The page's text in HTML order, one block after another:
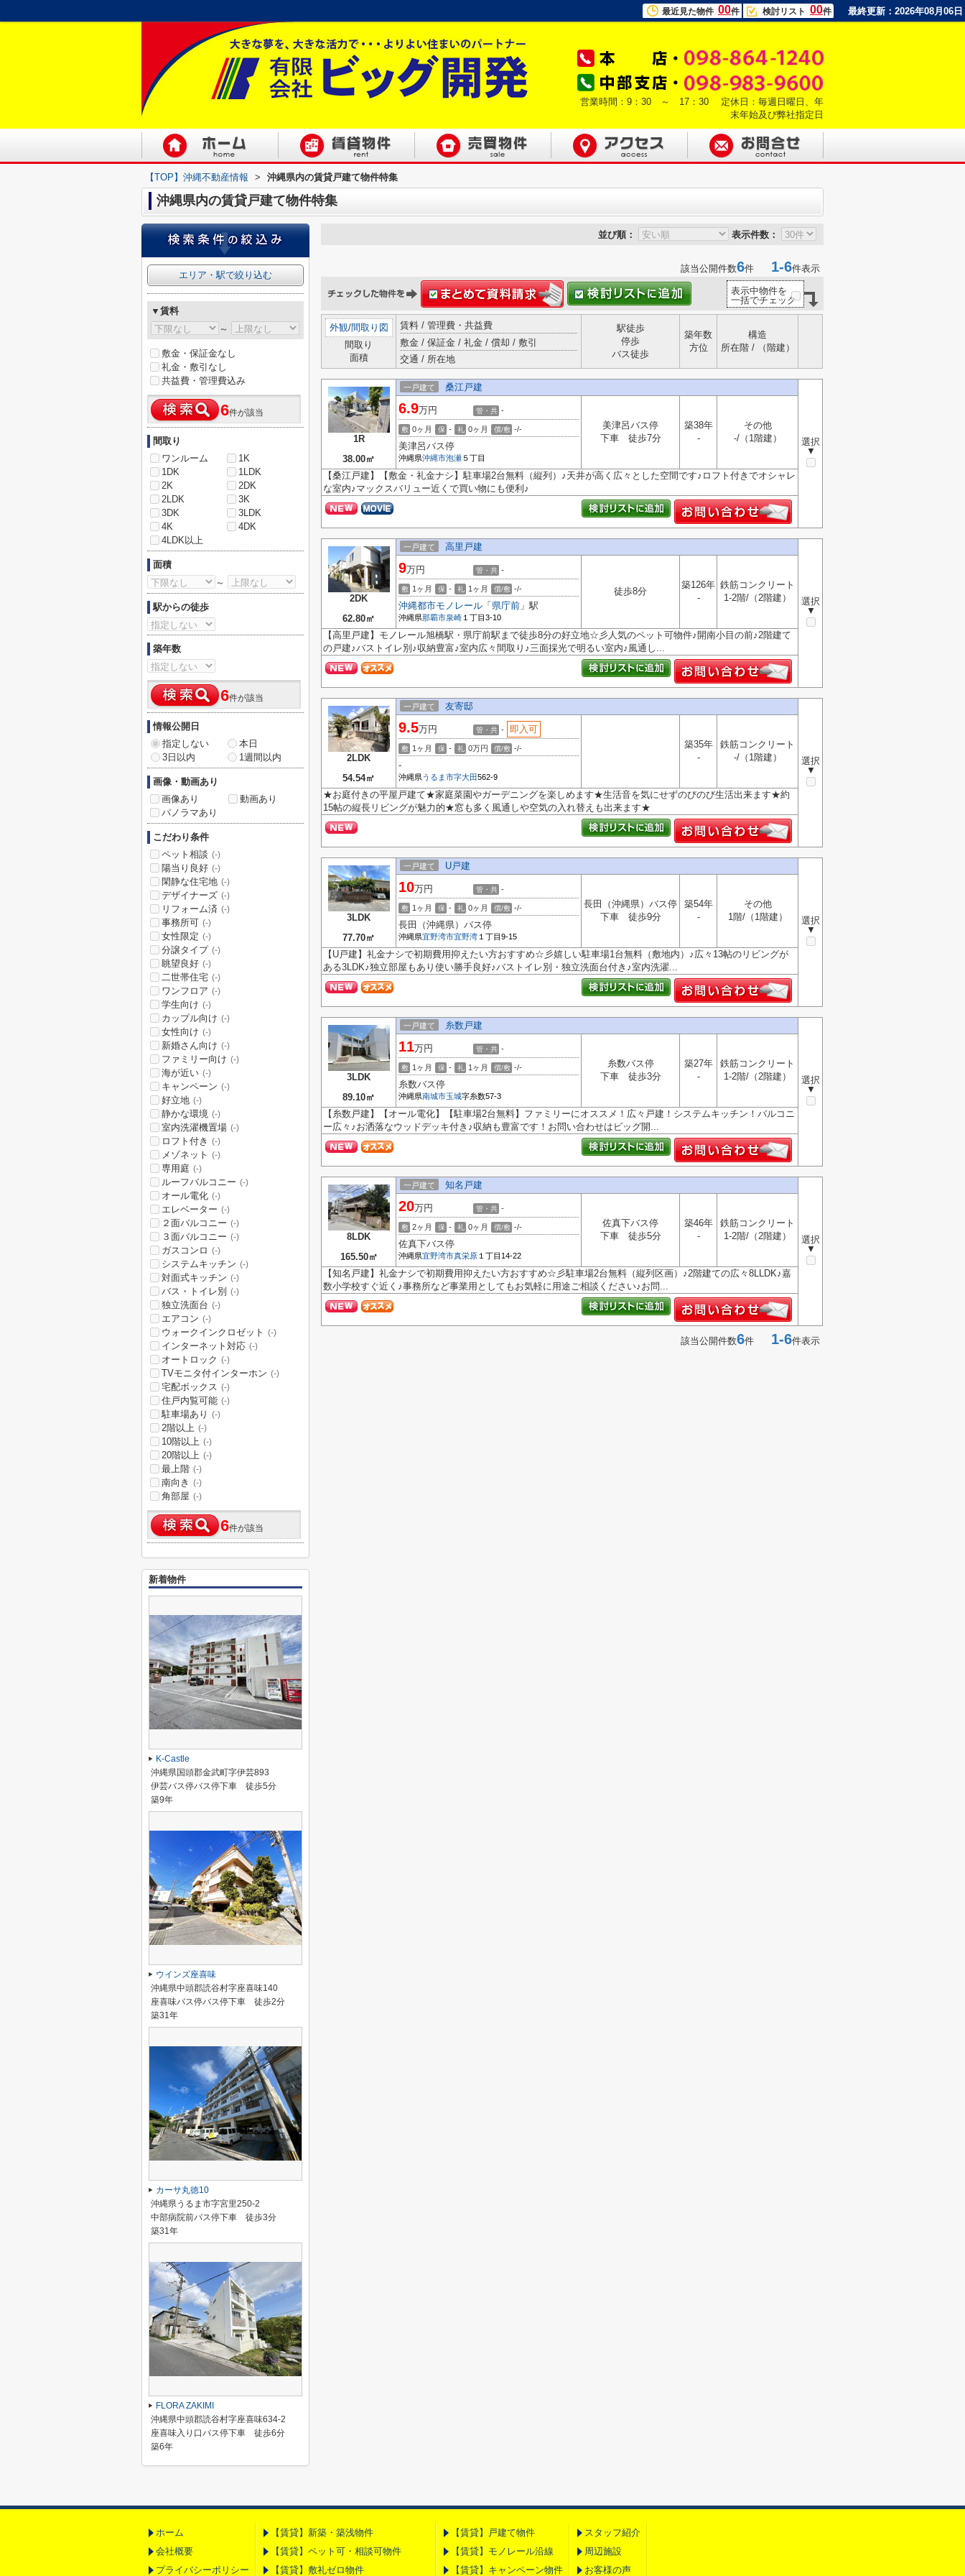
最近見た物件 00件 検討リスト 00件 最終更新：2026年08月06日
営業時間：9：30 ～ 17：30 定休日：毎週日曜日、年
末年始及び弊社指定日
【TOP】沖縄不動産情報 > 沖縄県内の賃貸戸建て物件特集
沖縄県内の賃貸戸建て物件特集
並び順： 表示件数：
該当公開件数6件 1-6件表示
表示中物件を
一括でチェック
外観/間取り図
間取り
面積
賃料 / 管理費・共益費
敷金 / 保証金 / 礼金 / 償却 / 敷引
交通 / 所在地
駅徒歩
停歩
バス徒歩
築年数
方位
構造
所在階 / （階建）
1R
38.00㎡
一戸建て 桑江戸建
選択
▼
6.9万円 管・共 -
敷 0ヶ月 保 - 礼 0ヶ月 償/敷 -/-
美津呂バス停
沖縄県沖縄市泡瀬 ５丁目
美津呂バス停
下車 徒歩7分
築38年
-
その他
-/（1階建）
【桑江戸建】【敷金・礼金ナシ】駐車場2台無料（縦列）♪天井が高く広々とした空間です♪ロフト付きでオシャレ
な室内♪マックスバリュー近くで買い物にも便利♪
2DK
62.80㎡
一戸建て 高里戸建
選択
▼
9万円 管・共 -
敷 1ヶ月 保 - 礼 1ヶ月 償/敷 -/-
沖縄都市モノレール 「 県庁前 」駅
沖縄県那覇市泉崎 １丁目3-10
徒歩8分
築126年
-
鉄筋コンクリート
1-2階/（2階建）
【高里戸建】モノレール旭橋駅・県庁前駅まで徒歩8分の好立地☆彡人気のペット可物件♪開南小目の前♪2階建て
の戸建♪バストイレ別♪収納豊富♪室内広々間取り♪三面採光で明るい室内♪風通し...
2LDK
54.54㎡
一戸建て 友寄邸
選択
▼
9.5万円 管・共 - 即入可
敷 1ヶ月 保 - 礼 0万円 償/敷 -/-
-
沖縄県うるま市字大田562-9
築35年
-
鉄筋コンクリート
-/（1階建）
★お庭付きの平屋戸建て★家庭菜園やガーデニングを楽しめます★生活音を気にせずのびのび生活出来ます★約
15帖の縦長リビングが魅力的★窓も多く風通しや空気の入れ替えも出来ます★
3LDK
77.70㎡
一戸建て U戸建
選択
▼
10万円 管・共 -
敷 1ヶ月 保 - 礼 0ヶ月 償/敷 -/-
長田（沖縄県）バス停
沖縄県宜野湾市宜野湾 １丁目9-15
長田（沖縄県）バス停
下車 徒歩9分
築54年
-
その他
1階/（1階建）
【U戸建】礼金ナシで初期費用抑えたい方おすすめ☆彡嬉しい駐車場1台無料（敷地内）♪広々13帖のリビングが
ある3LDK♪独立部屋もあり使い勝手良好♪バストイレ別・独立洗面台付き♪室内洗濯...
3LDK
89.10㎡
一戸建て 糸数戸建
選択
▼
11万円 管・共 -
敷 1ヶ月 保 - 礼 1ヶ月 償/敷 -/-
糸数バス停
沖縄県南城市玉城字糸数57-3
糸数バス停
下車 徒歩3分
築27年
-
鉄筋コンクリート
1-2階/（2階建）
【糸数戸建】【オール電化】【駐車場2台無料】ファミリーにオススメ！広々戸建！システムキッチン！バルコニ
ー広々♪お洒落なウッドデッキ付き♪収納も豊富です！お問い合わせはビッグ開...
8LDK
165.50㎡
一戸建て 知名戸建
選択
▼
20万円 管・共 -
敷 2ヶ月 保 - 礼 0ヶ月 償/敷 -/-
佐真下バス停
沖縄県宜野湾市真栄原 １丁目14-22
佐真下バス停
下車 徒歩5分
築46年
-
鉄筋コンクリート
1-2階/（2階建）
【知名戸建】礼金ナシで初期費用抑えたい方おすすめ☆彡駐車場2台無料（縦列区画）♪2階建ての広々8LLDK♪嘉
数小学校すぐ近く♪事務所など事業用としてもお気軽に用途ご相談ください♪お問...
該当公開件数6件 1-6件表示
エリア・駅で絞り込む
▼賃料
～
敷金・保証金なし
礼金・敷引なし
共益費・管理費込み
6件が該当
間取り
ワンルーム
1K
1DK
1LDK
2K
2DK
2LDK
3K
3DK
3LDK
4K
4DK
4LDK以上
面積
～
駅からの徒歩
築年数
6件が該当
情報公開日
指定しない
本日
3日以内
1週間以内
画像・動画あり
画像あり
動画あり
パノラマあり
こだわり条件
ペット相談 (-)
陽当り良好 (-)
閑静な住宅地 (-)
デザイナーズ (-)
リフォーム済 (-)
事務所可 (-)
女性限定 (-)
分譲タイプ (-)
眺望良好 (-)
二世帯住宅 (-)
ワンフロア (-)
学生向け (-)
カップル向け (-)
女性向け (-)
新婚さん向け (-)
ファミリー向け (-)
海が近い (-)
キャンペーン (-)
好立地 (-)
静かな環境 (-)
室内洗濯機置場 (-)
ロフト付き (-)
メゾネット (-)
専用庭 (-)
ルーフバルコニー (-)
オール電化 (-)
エレベーター (-)
２面バルコニー (-)
３面バルコニー (-)
ガスコンロ (-)
システムキッチン (-)
対面式キッチン (-)
バス・トイレ別 (-)
独立洗面台 (-)
エアコン (-)
ウォークインクロゼット (-)
インターネット対応 (-)
オートロック (-)
TVモニタ付インターホン (-)
宅配ボックス (-)
住戸内覧可能 (-)
駐車場あり (-)
2階以上 (-)
10階以上 (-)
20階以上 (-)
最上階 (-)
南向き (-)
角部屋 (-)
6件が該当
新着物件
K-Castle
沖縄県国頭郡金武町字伊芸893
伊芸バス停バス停下車 徒歩5分
築9年
ウインズ座喜味
沖縄県中頭郡読谷村字座喜味140
座喜味バス停バス停下車 徒歩2分
築31年
カーサ丸徳10
沖縄県うるま市字宮里250-2
中部病院前バス停下車 徒歩3分
築31年
FLORA ZAKIMI
沖縄県中頭郡読谷村字座喜味634-2
座喜味入り口バス停下車 徒歩6分
築6年
ホーム
会社概要
プライバシーポリシー
【賃貸】新築・築浅物件
【賃貸】ペット可・相談可物件
【賃貸】敷礼ゼロ物件
【賃貸】戸建て物件
【賃貸】モノレール沿線
【賃貸】キャンペーン物件
スタッフ紹介
周辺施設
お客様の声